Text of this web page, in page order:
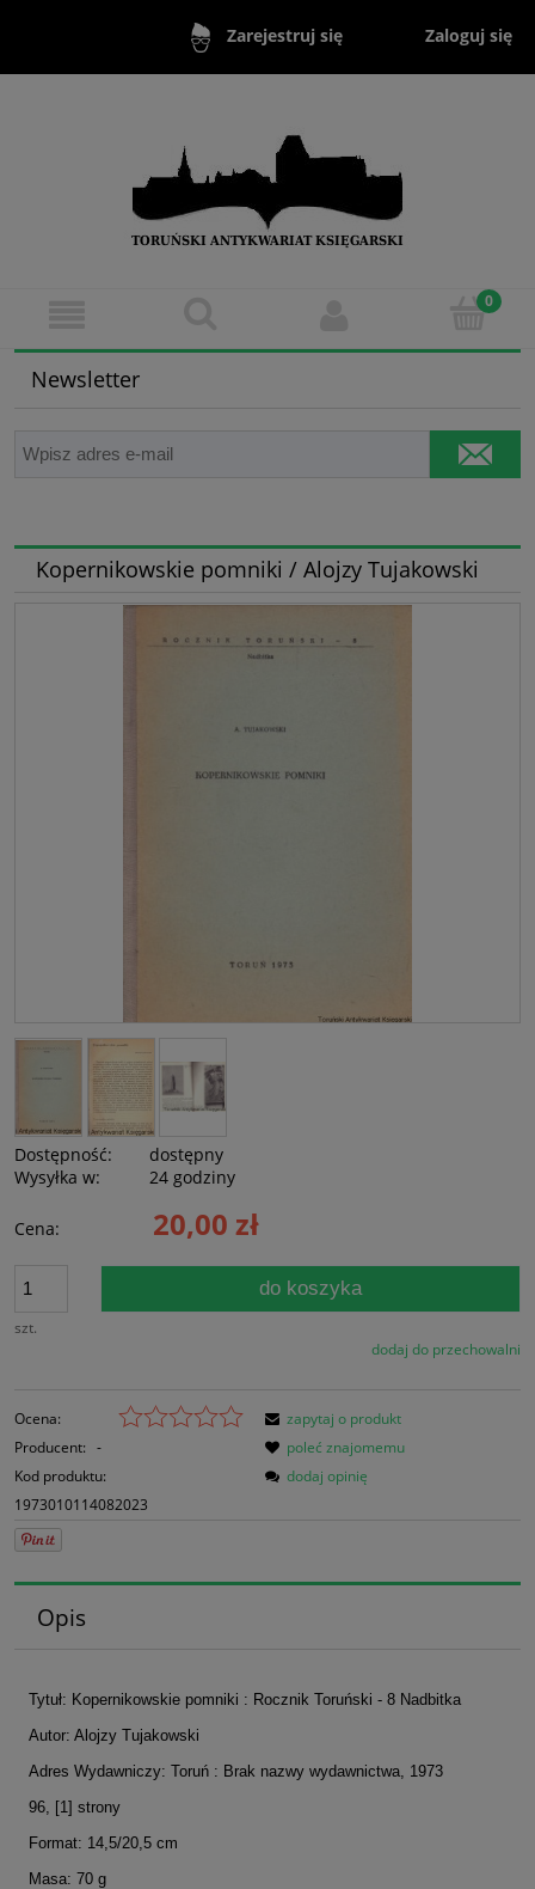
Zarejestruj się Zaloguj się
Newsletter
Kopernikowskie pomniki / Alojzy Tujakowski
Dostępność:
dostępny
Wysyłka w:
24 godziny
Cena: 20,00 zł
szt.
do koszyka
dodaj do przechowalni
Ocena:
Producent: -
Kod produktu:
1973010114082023
zapytaj o produkt
poleć znajomemu
dodaj opinię
Opis
Tytuł: Kopernikowskie pomniki : Rocznik Toruński - 8 Nadbitka
Autor: Alojzy Tujakowski
Adres Wydawniczy: Toruń : Brak nazwy wydawnictwa, 1973
96, [1] strony
Format: 14,5/20,5 cm
Masa: 70 g